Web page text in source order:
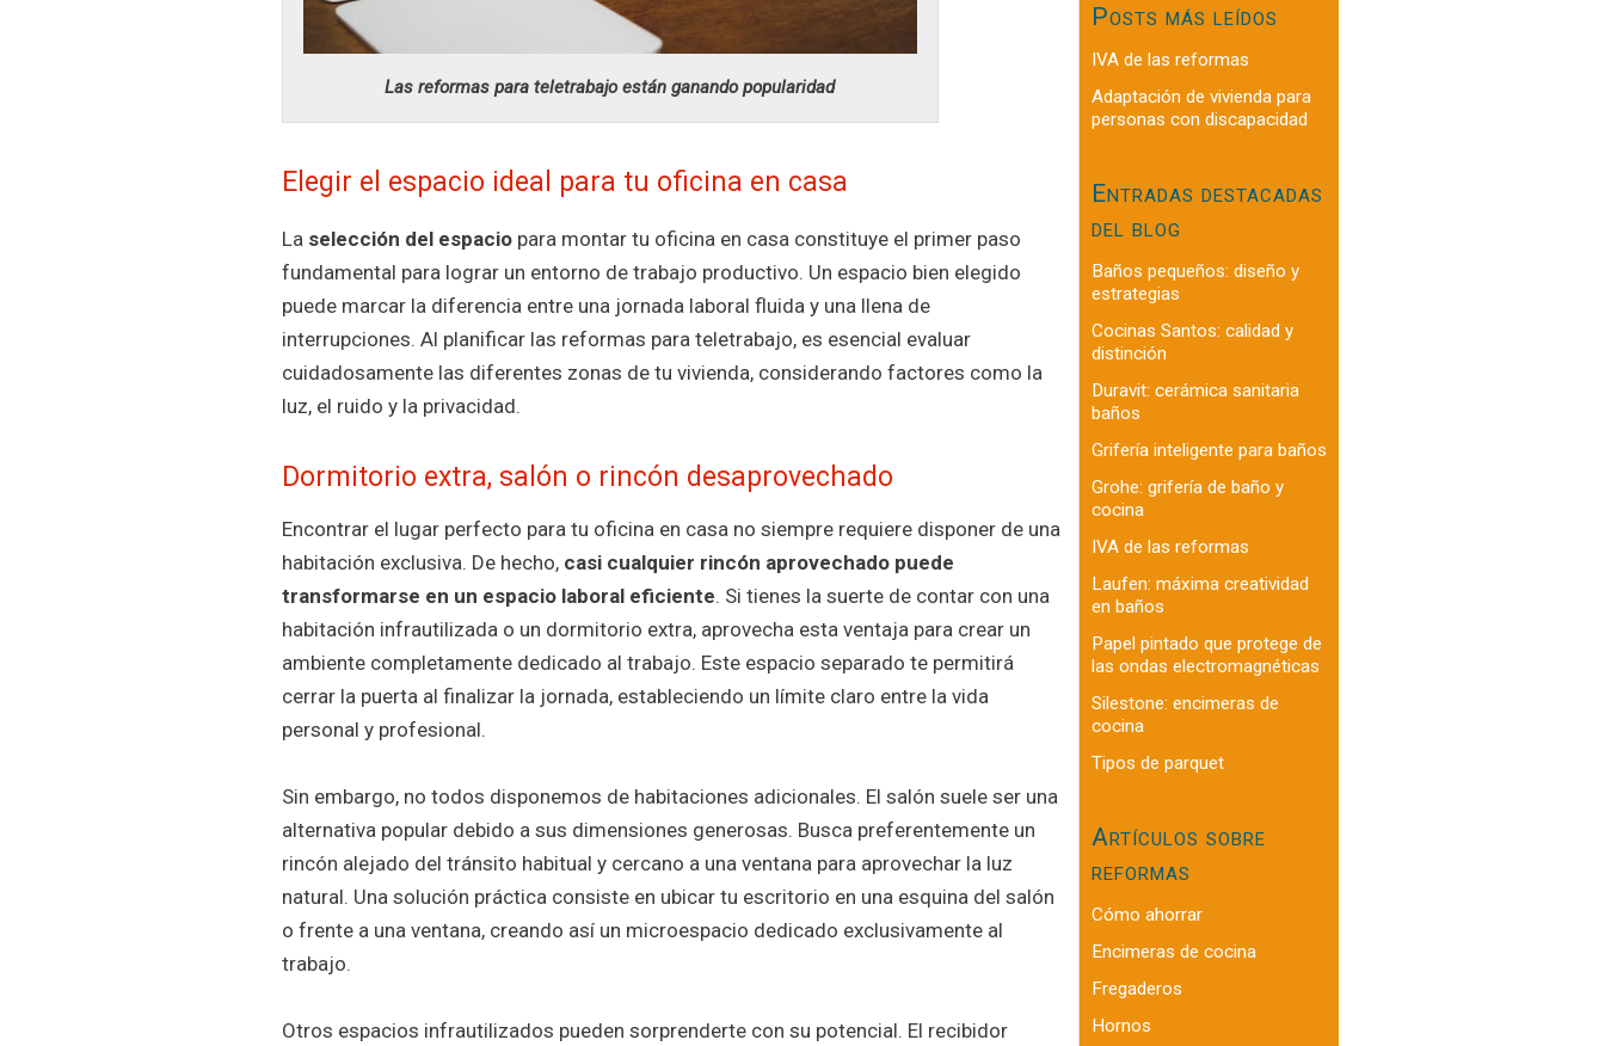
Las reformas para teletrabajo están ganando popularidad
Elegir el espacio ideal para tu oficina en casa
La selección del espacio para montar tu oficina en casa constituye el primer paso
fundamental para lograr un entorno de trabajo productivo. Un espacio bien elegido
puede marcar la diferencia entre una jornada laboral fluida y una llena de
interrupciones. Al planificar las reformas para teletrabajo, es esencial evaluar
cuidadosamente las diferentes zonas de tu vivienda, considerando factores como la
luz, el ruido y la privacidad.
Dormitorio extra, salón o rincón desaprovechado
Encontrar el lugar perfecto para tu oficina en casa no siempre requiere disponer de una
habitación exclusiva. De hecho, casi cualquier rincón aprovechado puede
transformarse en un espacio laboral eficiente. Si tienes la suerte de contar con una
habitación infrautilizada o un dormitorio extra, aprovecha esta ventaja para crear un
ambiente completamente dedicado al trabajo. Este espacio separado te permitirá
cerrar la puerta al finalizar la jornada, estableciendo un límite claro entre la vida
personal y profesional.
Sin embargo, no todos disponemos de habitaciones adicionales. El salón suele ser una
alternativa popular debido a sus dimensiones generosas. Busca preferentemente un
rincón alejado del tránsito habitual y cercano a una ventana para aprovechar la luz
natural. Una solución práctica consiste en ubicar tu escritorio en una esquina del salón
o frente a una ventana, creando así un microespacio dedicado exclusivamente al
trabajo.
Otros espacios infrautilizados pueden sorprenderte con su potencial. El recibidor
Posts más leídos
IVA de las reformas
Adaptación de vivienda para
personas con discapacidad
Entradas destacadas
del blog
Baños pequeños: diseño y
estrategias
Cocinas Santos: calidad y
distinción
Duravit: cerámica sanitaria
baños
Grifería inteligente para baños
Grohe: grifería de baño y
cocina
IVA de las reformas
Laufen: máxima creatividad
en baños
Papel pintado que protege de
las ondas electromagnéticas
Silestone: encimeras de
cocina
Tipos de parquet
Artículos sobre
reformas
Cómo ahorrar
Encimeras de cocina
Fregaderos
Hornos